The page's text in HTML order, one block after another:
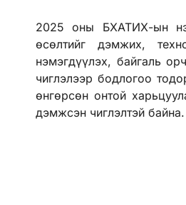
2025 оны БХАТИХ-ын
өсөлтийг дэмжих,
нэмэгдүүлэх, байгаль
чиглэлээр бодлогоо
өнгөрсөн онтой
дэмжсэн чиглэлтэй байна.